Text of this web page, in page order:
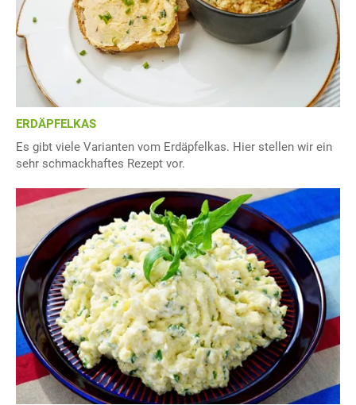
ERDÄPFELKAS
Es gibt viele Varianten vom Erdäpfelkas. Hier stellen wir ein
sehr schmackhaftes Rezept vor.